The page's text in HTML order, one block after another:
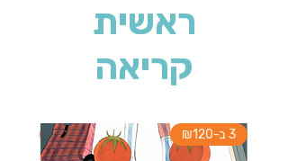
ראשית
קריאה
3 ב-₪120